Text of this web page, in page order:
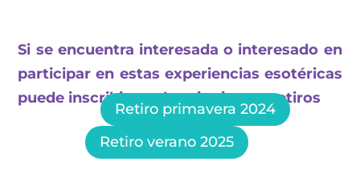
Si se encuentra interesada o interesado en
participar en estas experiencias esotéricas
puede inscribirse a los siguientes retiros
Retiro primavera 2024
Retiro verano 2025